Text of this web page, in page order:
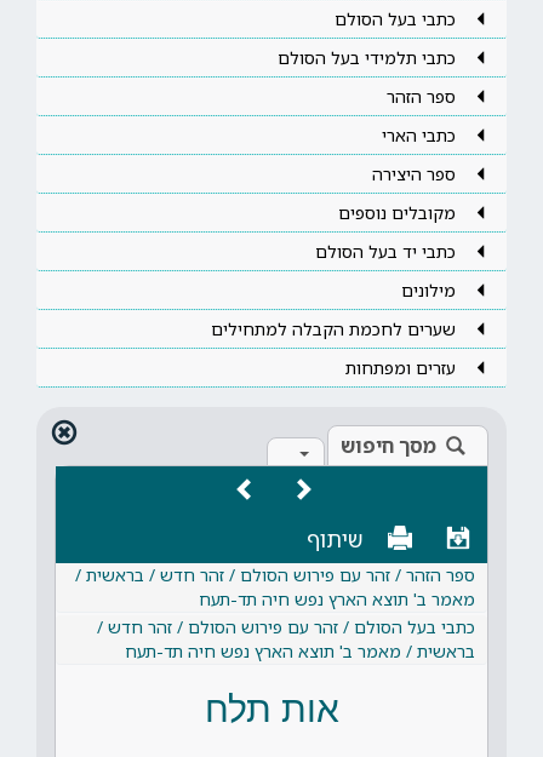
כתבי בעל הסולם
כתבי תלמידי בעל הסולם
ספר הזהר
כתבי הארי
ספר היצירה
מקובלים נוספים
כתבי יד בעל הסולם
מילונים
שערים לחכמת הקבלה למתחילים
עזרים ומפתחות
מסך חיפוש
שיתוף
ספר הזהר / זהר עם פירוש הסולם / זהר חדש / בראשית /
מאמר ב' תוצא הארץ נפש חיה תד-תעח
כתבי בעל הסולם / זהר עם פירוש הסולם / זהר חדש /
בראשית / מאמר ב' תוצא הארץ נפש חיה תד-תעח
אות תלח